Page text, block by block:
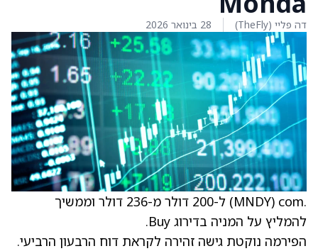
דה פליי (TheFly) 28 בינואר 2026
.com ‏(MNDY) ל-200 דולר מ-236 דולר וממשיך
להמליץ על המניה בדירוג Buy.
הפירמה נוקטת גישה זהירה לקראת דוח הרבעון הרביעי.